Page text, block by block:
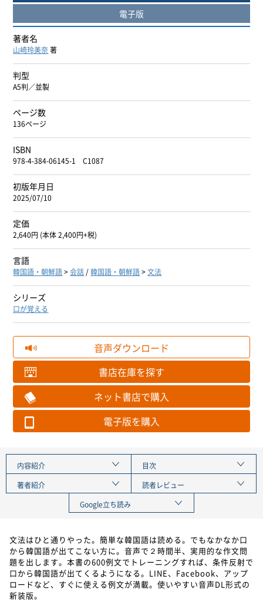
閉じる
電子版
著者名
山崎玲美奈著
判型
A5判／並製
ページ数
136ページ
ISBN
978-4-384-06145-1 C1087
初版年月日
2025/07/10
定価
2,640円 (本体 2,400円+税)
言語
韓国語・朝鮮語>会話/韓国語・朝鮮語>文法
シリーズ
口が覚える
音声ダウンロード
書店在庫を探す
ネット書店で購入
電子版を購入
内容紹介
目次
著者紹介
読者レビュー
Google立ち読み
文法はひと通りやった。簡単な韓国語は読める。でもなかなか口
から韓国語が出てこない方に。音声で２時間半、実用的な作文問
題を出します。本書の600例文でトレーニングすれば、条件反射で
口から韓国語が出てくるようになる。LINE、Facebook、アップ
ロードなど、すぐに使える例文が満載。使いやすい音声DL形式の
新装版。